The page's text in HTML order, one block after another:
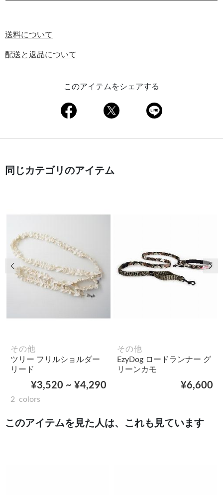
送料について
配送と返品について
このアイテムをシェアする
同じカテゴリのアイテム
その他
ツリー フリルショルダー
リード
¥3,520 ~ ¥4,290
2 colors
その他
EzyDog ロードランナー グ
リーンカモ
¥6,600
前の画像 次
このアイテムを見た人は、これも見ています